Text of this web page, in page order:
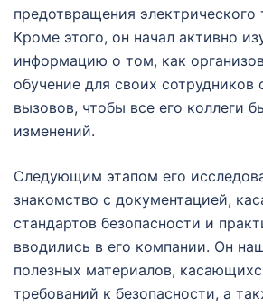
предотвращения электрического
Кроме этого, он начал активно
информацию о том, как
обучение для своих сотрудников
вызовов, чтобы все его коллеги
изменений.
Следующим этапом его
знакомство с документацией,
стандартов безопасности и
вводились в его компании. Он
полезных материалов,
требований к безопасности, а